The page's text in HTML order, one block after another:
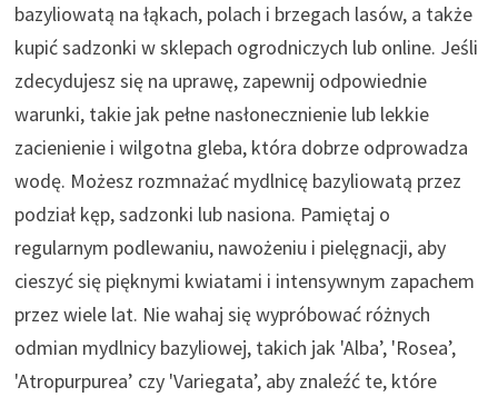
bazyliowatą na łąkach, polach i brzegach lasów, a także
kupić sadzonki w sklepach ogrodniczych lub online. Jeśli
zdecydujesz się na uprawę, zapewnij odpowiednie
warunki, takie jak pełne nasłonecznienie lub lekkie
zacienienie i wilgotna gleba, która dobrze odprowadza
wodę. Możesz rozmnażać mydlnicę bazyliowatą przez
podział kęp, sadzonki lub nasiona. Pamiętaj o
regularnym podlewaniu, nawożeniu i pielęgnacji, aby
cieszyć się pięknymi kwiatami i intensywnym zapachem
przez wiele lat. Nie wahaj się wypróbować różnych
odmian mydlnicy bazyliowej, takich jak 'Alba’, 'Rosea’,
'Atropurpurea’ czy 'Variegata’, aby znaleźć te, które